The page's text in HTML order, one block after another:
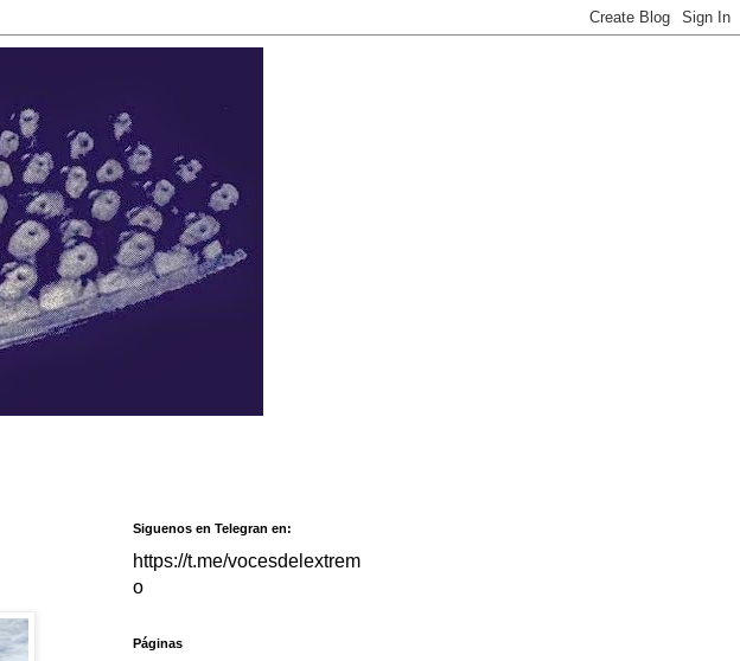
Siguenos en Telegran en:
https://t.me/vocesdelextrem
o
Páginas